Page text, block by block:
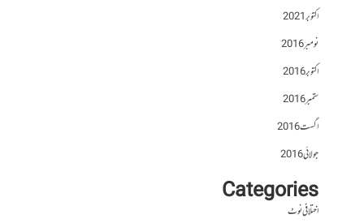
اکتوبر 2021
نومبر 2016
اکتوبر 2016
ستمبر 2016
اگست 2016
جولائی 2016
Categories
اختلافی نوٹ